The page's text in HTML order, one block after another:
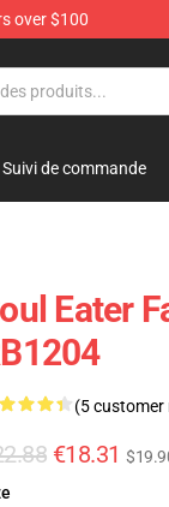
over $100
Suivi de commande
Eater
(5 customer
€18.31